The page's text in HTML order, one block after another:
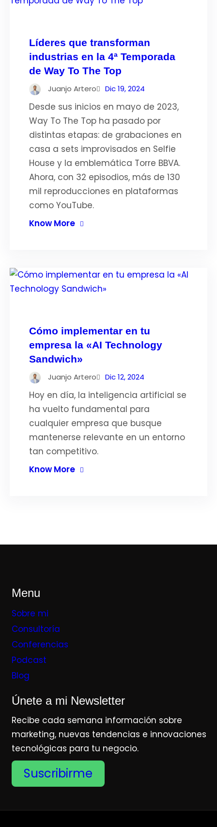
Líderes que transforman
industrias en la 4ª Temporada
de Way To The Top
Juanjo Artero Dic 19, 2024
Desde sus inicios en mayo de 2023,
Way To The Top ha pasado por
distintas etapas: de grabaciones en
casa a sets improvisados en Selfie
House y la emblemática Torre BBVA.
Ahora, con 32 episodios, más de 130
mil reproducciones en plataformas
como YouTube.
Know More
Cómo implementar en tu
empresa la «AI Technology
Sandwich»
Juanjo Artero Dic 12, 2024
Hoy en día, la inteligencia artificial se
ha vuelto fundamental para
cualquier empresa que busque
mantenerse relevante en un entorno
tan competitivo.
Know More
Menu
Sobre mi
Consultoría
Conferencias
Podcast
Blog
Únete a mi Newsletter
Recibe cada semana información sobre
marketing, nuevas tendencias e innovaciones
tecnológicas para tu negocio.
Suscribirme